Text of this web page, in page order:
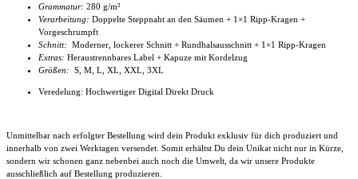
Grammatur: 280 g/m²
Verarbeitung: Doppelte Steppnaht an den Säumen + 1×1 Ripp-Kragen +
Vorgeschrumpft
Schnitt: Moderner, lockerer Schnitt + Rundhalsausschnitt + 1×1 Ripp-Kragen
Extras: Heraustrennbares Label + Kapuze mit Kordelzug
Größen: S, M, L, XL, XXL, 3XL
Veredelung: Hochwertiger Digital Direkt Druck
Unmittelbar nach erfolgter Bestellung wird dein Produkt exklusiv für dich produziert und
innerhalb von zwei Werktagen versendet. Somit erhältst Du dein Unikat nicht nur in Kürze,
sondern wir schonen ganz nebenbei auch noch die Umwelt, da wir unsere Produkte
ausschließlich auf Bestellung produzieren.